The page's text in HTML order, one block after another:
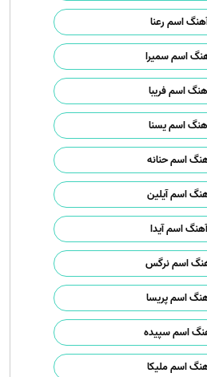
اسم رعنا
اسم سمیرا
اسم فریبا
اسم یسنا
اسم حنانه
اسم آیلین
آهنگ اسم آیدا
اسم نرگس
اسم پریسا
اسم سپیده
اسم ملیکا